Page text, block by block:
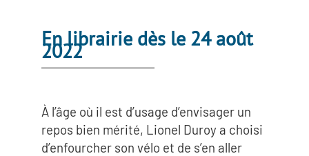
En librairie dès le 24 août
2022
À l’âge où il est d’usage d’envisager un
repos bien mérité, Lionel Duroy a choisi
d’enfourcher son vélo et de s’en aller